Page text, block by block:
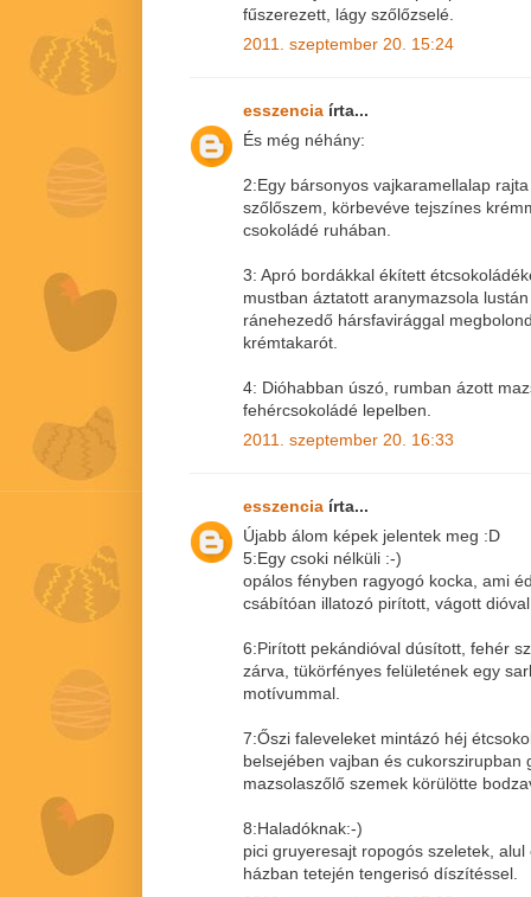
fűszerezett, lágy szőlőzselé.
2011. szeptember 20. 15:24
esszencia írta...
És még néhány:
2:Egy bársonyos vajkaramellalap
szőlőszem, körbevéve tejszínes
csokoládé ruhában.
3: Apró bordákkal ékített
mustban áztatott aranymazsola
ránehezedő hársfavirággal
krémtakarót.
4: Dióhabban úszó, rumban ázott
fehércsokoládé lepelben.
2011. szeptember 20. 16:33
esszencia írta...
Újabb álom képek jelentek meg :D
5:Egy csoki nélküli :-)
opálos fényben ragyogó kocka, ami
csábítóan illatozó pirított, vágott
6:Pirított pekándióval dúsított, fehér
zárva, tükörfényes felületének egy
motívummal.
7:Őszi faleveleket mintázó héj
belsejében vajban és cukorszirupban
mazsolaszőlő szemek körülötte
8:Haladóknak:-)
pici gruyeresajt ropogós szeletek,
házban tetején tengerisó díszítéssel.